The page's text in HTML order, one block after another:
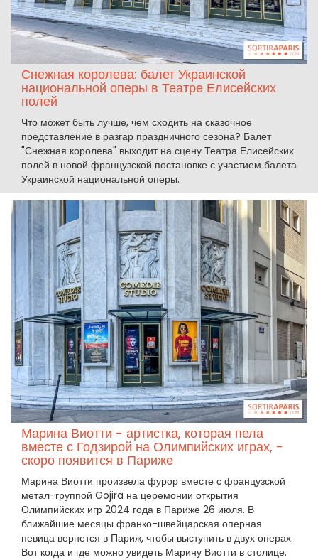
Снежная королева: балет Украинской
национальной оперы в Театре Елисейских
полей
Что может быть лучше, чем сходить на сказочное
представление в разгар праздничного сезона? Балет
"Снежная королева" выходит на сцену Театра Елисейских
полей в новой французской постановке с участием балета
Украинской национальной оперы.
Марина Виотти - артистка, которая пела
вместе с Годзирой на Олимпийских играх, -
скоро появится в Париже
Марина Виотти произвела фурор вместе с французской
метал-группой Gojira на церемонии открытия
Олимпийских игр 2024 года в Париже 26 июля. В
ближайшие месяцы франко-швейцарская оперная
певица вернется в Париж, чтобы выступить в двух операх.
Вот когда и где можно увидеть Марину Виотти в столице.